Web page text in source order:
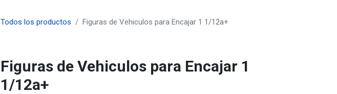
Todos los productos Figuras de Vehiculos para Encajar 1 1/12a+
Figuras de Vehiculos para Encajar 1
1/12a+